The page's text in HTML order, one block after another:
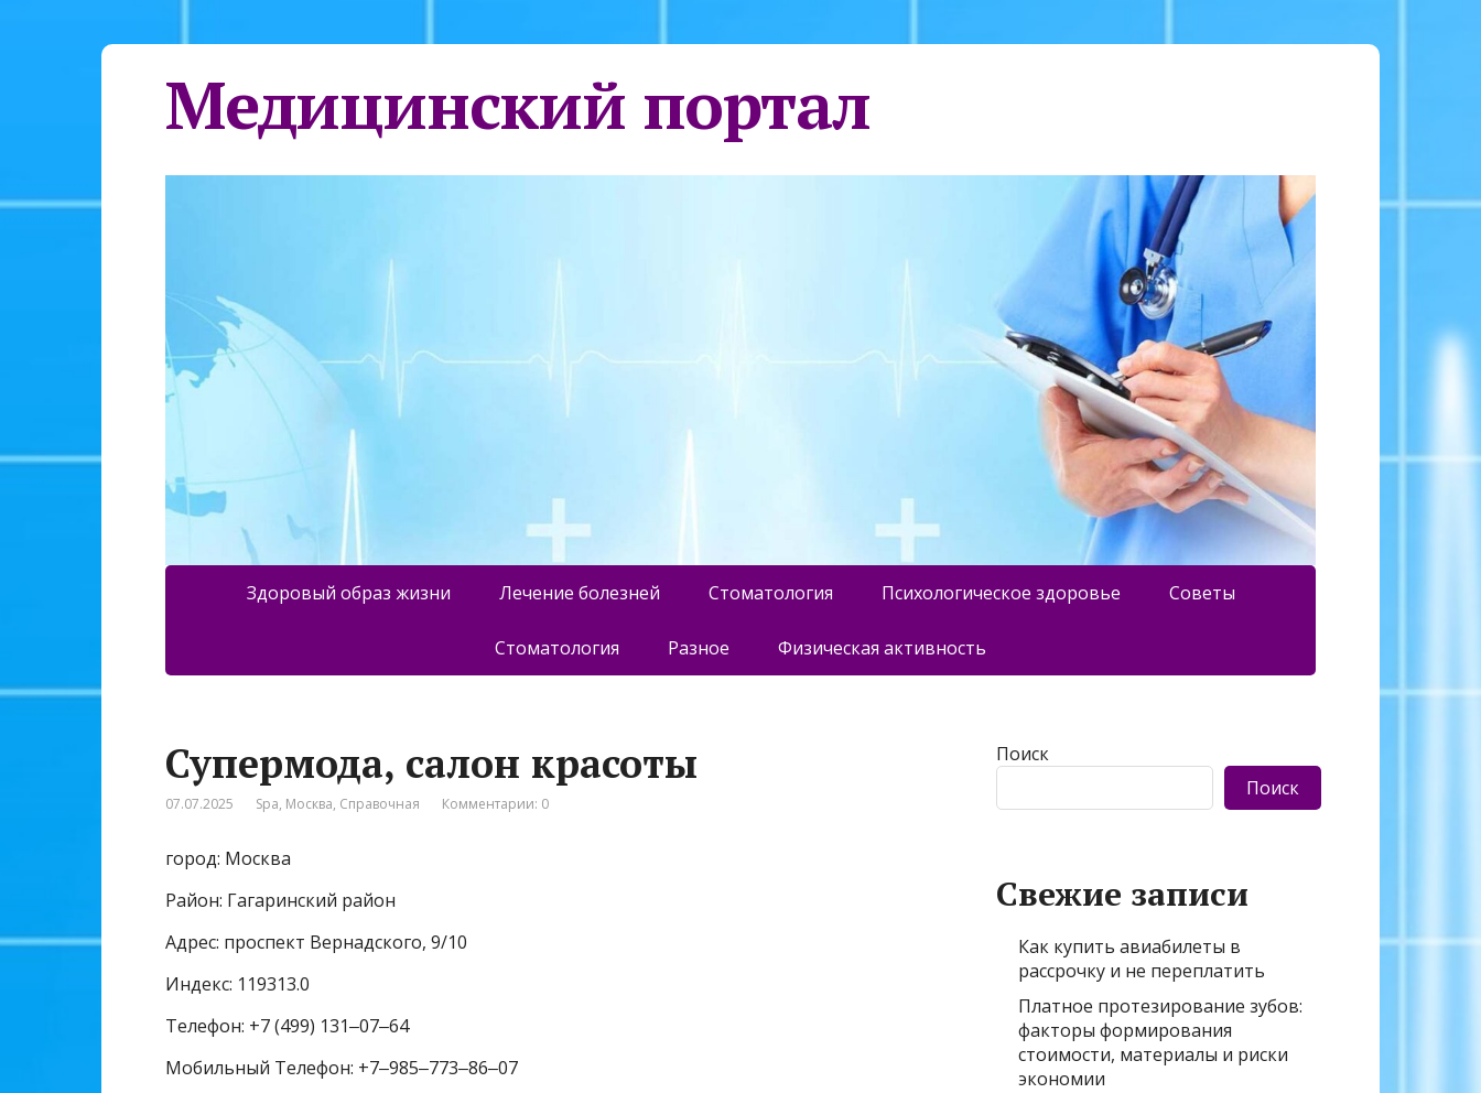
Медицинский портал
Здоровый образ жизни Лечение болезней Стоматология Психологическое здоровье Советы
Стоматология Разное Физическая активность
Супермода, салон красоты
07.07.2025 Spa, Москва, Справочная Комментарии: 0
город: Москва
Район: Гагаринский район
Адрес: проспект Вернадского, 9/10
Индекс: 119313.0
Телефон: +7 (499) 131‒07‒64
Мобильный Телефон: +7‒985‒773‒86‒07
Поиск
Поиск
Свежие записи
Как купить авиабилеты в
рассрочку и не переплатить
Платное протезирование зубов:
факторы формирования
стоимости, материалы и риски
экономии